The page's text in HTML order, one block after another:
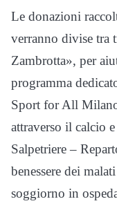
Le donazioni
verranno divise tra
Zambrotta», per
programma
Sport for All
attraverso il calcio
Salpetriere –
benessere dei
soggiorno in